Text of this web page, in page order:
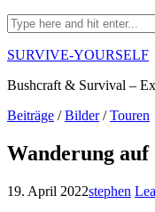
Search
for:
SURVIVE-YOURSELF
Bushcraft & Survival –
Beiträge /Bilder/Touren
Wanderung
19. April 2022stephen